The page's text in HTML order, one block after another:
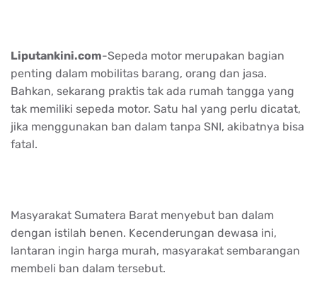
Liputankini.com-Sepeda motor merupakan bagian
penting dalam mobilitas barang, orang dan jasa.
Bahkan, sekarang praktis tak ada rumah tangga yang
tak memiliki sepeda motor. Satu hal yang perlu dicatat,
jika menggunakan ban dalam tanpa SNI, akibatnya bisa
fatal.
Masyarakat Sumatera Barat menyebut ban dalam
dengan istilah benen. Kecenderungan dewasa ini,
lantaran ingin harga murah, masyarakat sembarangan
membeli ban dalam tersebut.